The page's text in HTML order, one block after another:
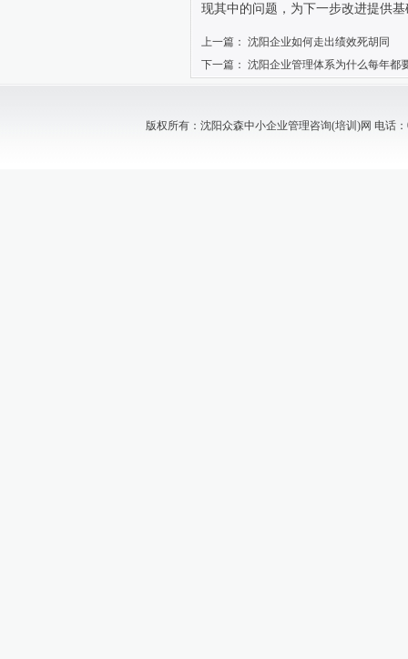
现其中的问题，为下一步改进提供基
上一篇： 沈阳企业如何走出绩效死胡同
下一篇： 沈阳企业管理体系为什么每年都
版权所有：沈阳众森中小企业管理咨询(培训)网 电话：